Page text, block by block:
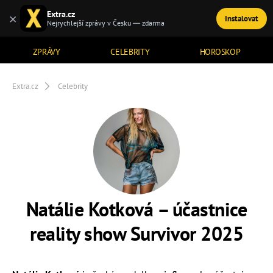
ZPRÁVY CELEBRITY HOROSKOP
TÉMATA
Extra.cz Celebrity
Natálie Kotková – účastnice
reality show Survivor 2025
× Extra.cz
Nejrychlejší zprávy v Česku — zdarma Instalovat